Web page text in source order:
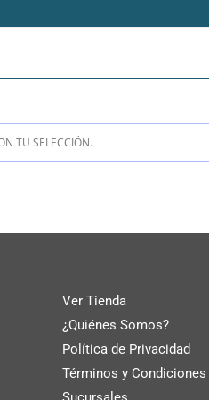
TU SELECCIÓN.
Ver Tienda
¿Quiénes Somos?
Política de Privacidad
Términos y Condiciones